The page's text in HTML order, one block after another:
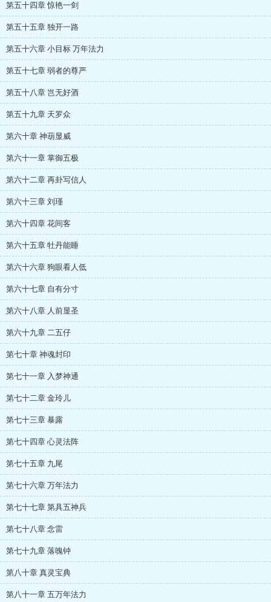
第五十四章 惊艳一剑
第五十五章 独开一路
第五十六章 小目标 万年法力
第五十七章 弱者的尊严
第五十八章 岂无好酒
第五十九章 天罗众
第六十章 神葫显威
第六十一章 掌御五极
第六十二章 再卦写信人
第六十三章 刘瑾
第六十四章 花间客
第六十五章 牡丹能睡
第六十六章 狗眼看人低
第六十七章 自有分寸
第六十八章 人前显圣
第六十九章 二五仔
第七十章 神魂封印
第七十一章 入梦神通
第七十二章 金玲儿
第七十三章 暴露
第七十四章 心灵法阵
第七十五章 九尾
第七十六章 万年法力
第七十七章 第具五神兵
第七十八章 念雷
第七十九章 落魄钟
第八十章 真灵宝典
第八十一章 五万年法力